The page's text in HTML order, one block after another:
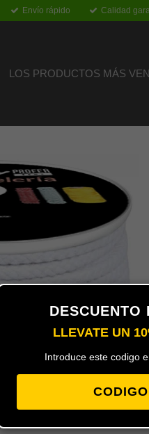
Envío rápido Calidad
LOS PRODUCTOS MÁS
DESCUENTO
LLEVATE UN
Introduce este codigo